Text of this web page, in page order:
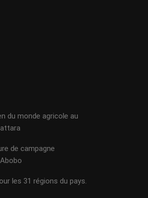
du monde agricole au
de campagne
les 31 régions du pays.